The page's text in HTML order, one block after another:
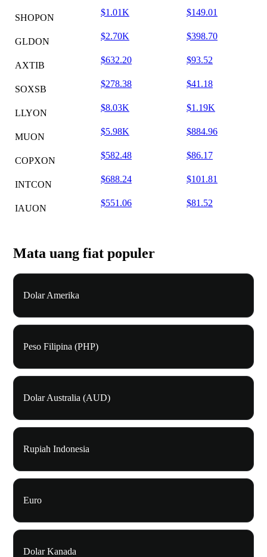
SHOPON
$1.01K $149.01
GLDON
$2.70K $398.70
AXTIB
$632.20 $93.52
SOXSB
$278.38 $41.18
LLYON
$8.03K $1.19K
MUON
$5.98K $884.96
COPXON
$582.48 $86.17
INTCON
$688.24 $101.81
IAUON
$551.06 $81.52
Mata uang fiat populer
Dolar Amerika
Peso Filipina (PHP)
Dolar Australia (AUD)
Rupiah Indonesia
Euro
Dolar Kanada